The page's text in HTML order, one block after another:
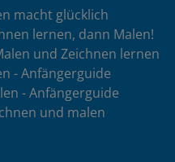
macht glücklich
lernen, dann Malen!
und Zeichnen lernen
- Anfängerguide
- Anfängerguide
und malen